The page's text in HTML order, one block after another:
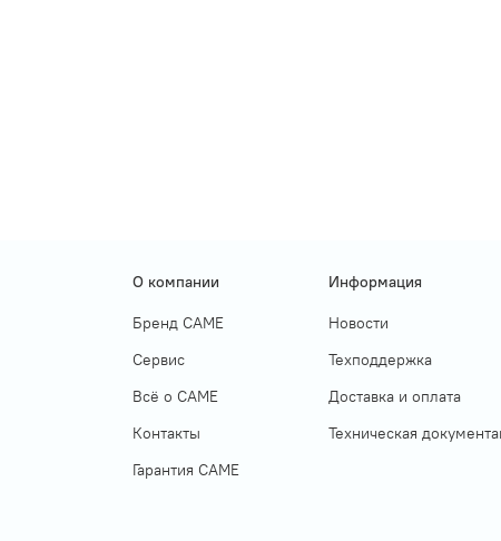
О компании
Бренд CAME
Сервис
Всё о САМЕ
Контакты
Гарантия САМЕ
Информация
Новости
Техподдержка
Доставка и оплата
Техническая